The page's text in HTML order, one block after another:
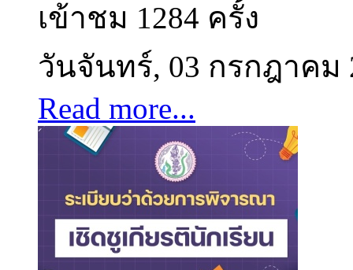
เข้าชม 1284 ครั้ง
วันจันทร์, 03 กรกฎาคม
Read more...